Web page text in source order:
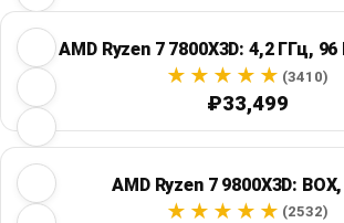
AMD Ryzen 7 7800X3D: 4,2 ГГц,
(3410)
₽33,499
AMD Ryzen 7 9800X3D:
(2532)